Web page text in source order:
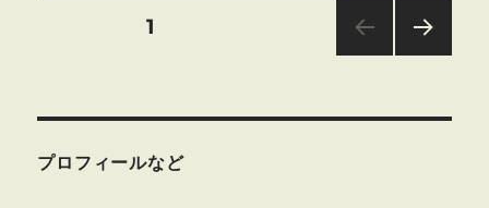
の
固定ページ1
プロフィールなど